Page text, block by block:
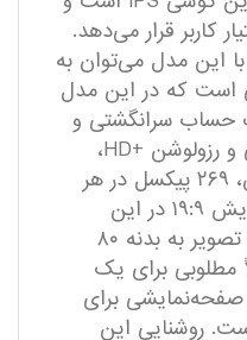
کاربر قرار می‌دهد.
با این مدل می‌توان به
است که در این مدل
حساب سرانگشتی و
با توجه به ابعاد ۶.۲۶ اینچی و رزولوشن +HD،
تراکم پیکسلی صفحه‌نمایش، ۲۶۹ پیکسل در هر
اینچ است. نسبت صفحه‌نمایش ۱۹:۹ در این
محصول هم نشان از نسبت تصویر به بدنه ۸۰
مطلوبی برای یک
برای
روشنایی این